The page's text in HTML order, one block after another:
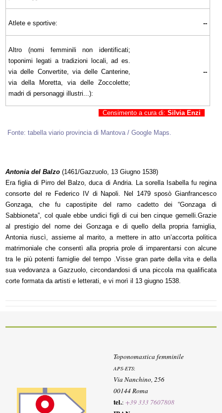
Atlete e sportive: --
Altro (nomi femminili non identificati;
toponimi legati a tradizioni locali, ad es.
via delle Convertite, via delle Canterine,
via della Moretta, via delle Zoccolette;
madri di personaggi illustri...):
--
Censimento a cura di: Silvia Enzi
Fonte: tabella viario provincia di Mantova / Google Maps.
Antonia del Balzo (1461/Gazzuolo, 13 Giugno 1538)
Era figlia di Pirro del Balzo, duca di Andria. La sorella Isabella fu regina
consorte del re Federico IV di Napoli. Nel 1479 sposò Gianfrancesco
Gonzaga, che fu capostipite del ramo cadetto dei “Gonzaga di
Sabbioneta”, col quale ebbe undici figli di cui ben cinque gemelli.Grazie
al prestigio del nome dei Gonzaga e di quello della propria famiglia,
Antonia riuscì, assieme al marito, a mettere in atto un’accorta politica
matrimoniale che consentì alla propria prole di imparentarsi con alcune
tra le più potenti famiglie del tempo .Visse gran parte della vita e della
sua vedovanza a Gazzuolo, circondandosi di una piccola ma qualificata
corte formata da artisti e letterati, e vi morì il 13 giugno 1538.
Toponomastica femminile
APS-ETS:
Via Nanchino, 256
00144 Roma
tel.:+39 333 7607808